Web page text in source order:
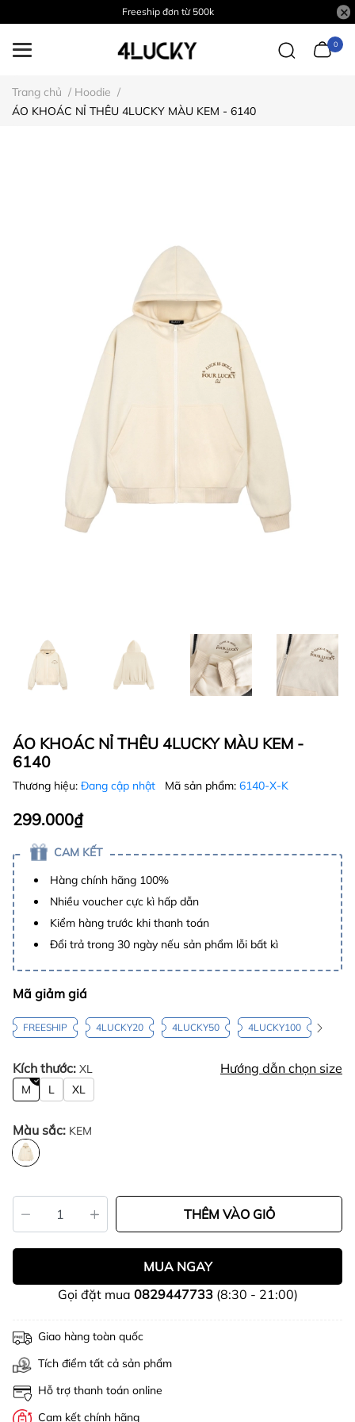
Freeship đơn từ 500k
0
Trang chủ / Hoodie /
ÁO KHOÁC NỈ THÊU 4LUCKY MÀU KEM - 6140
ÁO KHOÁC NỈ THÊU 4LUCKY MÀU KEM -
6140
Thương hiệu: Đang cập nhật Mã sản phẩm: 6140-X-K
299.000₫
CAM KẾT
Hàng chính hãng 100%
Nhiều voucher cực kì hấp dẫn
Kiểm hàng trước khi thanh toán
Đổi trả trong 30 ngày nếu sản phẩm lỗi bất kì
Mã giảm giá
FREESHIP 4LUCKY20 4LUCKY50 4LUCKY100
Kích thước: XL Hướng dẫn chọn size
M L XL
Màu sắc: KEM
THÊM VÀO GIỎ
MUA NGAY
Gọi đặt mua 0829447733(8:30 - 21:00)
Giao hàng toàn quốc
Tích điểm tất cả sản phẩm
Hỗ trợ thanh toán online
Cam kết chính hãng